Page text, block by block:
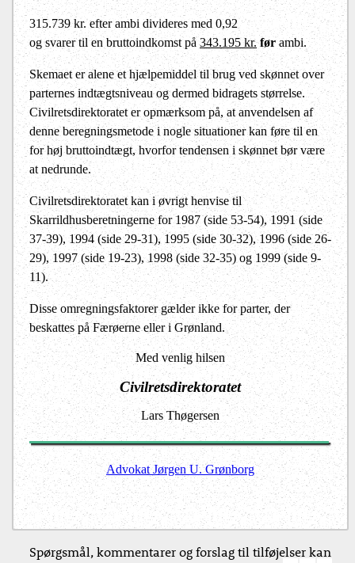
315.739 kr. efter ambi divideres med 0,92
og svarer til en bruttoindkomst på 343.195 kr. førambi.
Skemaet er alene et hjælpemiddel til brug ved skønnet over
parternes indtægtsniveau og dermed bidragets størrelse.
Civilretsdirektoratet er opmærksom på, at anvendelsen af
denne beregningsmetode i nogle situationer kan føre til en
for høj bruttoindtægt, hvorfor tendensen i skønnet bør være
at nedrunde.
Civilretsdirektoratet kan i øvrigt henvise til
Skarrildhusberetningerne for 1987 (side 53-54), 1991 (side
37-39), 1994 (side 29-31), 1995 (side 30-32), 1996 (side 26-
29), 1997 (side 19-23), 1998 (side 32-35) og 1999 (side 9-
11).
Disse omregningsfaktorer gælder ikke for parter, der
beskattes på Færøerne eller i Grønland.
Med venlig hilsen
Civilretsdirektoratet
Lars Thøgersen
Advokat Jørgen U. Grønborg
Spørgsmål, kommentarer og forslag til tilføjelser kan